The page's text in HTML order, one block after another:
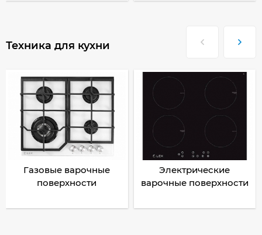
Техника для кухни
Газовые варочные
поверхности
Электрические
варочные поверхности